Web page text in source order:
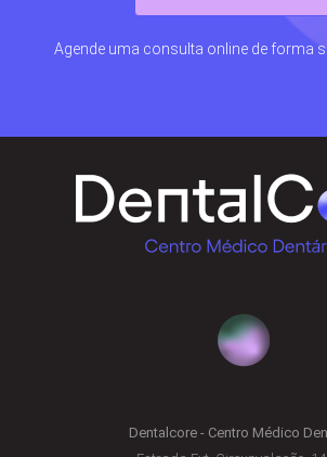
Agende uma consulta online de forma
Dentalcore - Centro Médico